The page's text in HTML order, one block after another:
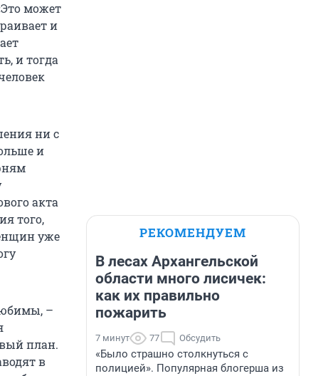
может
и
и тогда
ни с
и
акта
того,
уже
–
план.
в
РЕКОМЕНДУЕМ
В лесах Архангельской
области много лисичек:
как их правильно
пожарить
7 минут 77 Обсудить
«Было страшно столкнуться с
полицией». Популярная блогерша из